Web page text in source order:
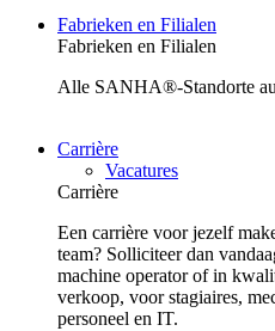
Fabrieken en Filialen
Fabrieken en Filialen
Alle SANHA®-Standorte
Carrière
Vacatures
Carrière
Een carrière voor jezelf
team? Solliciteer dan
machine operator of in
verkoop, voor stagiaires,
personeel en IT.